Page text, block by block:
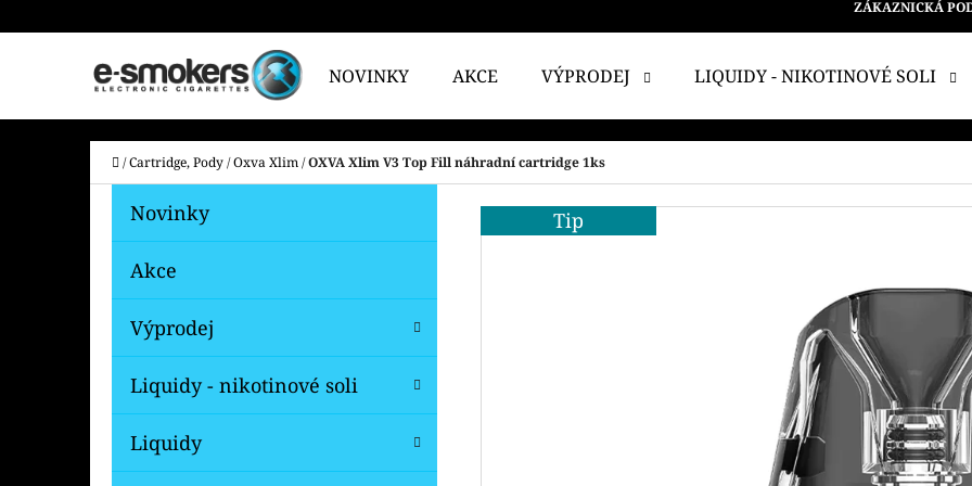
ZÁKAZNICKÁ
NOVINKY AKCE VÝPRODEJ LIQUIDY - NIKOTINOVÉ SOLI
Domů
/Cartridge, Pody/Oxva Xlim/OXVA Xlim V3 Top Fill náhradní cartridge 1ks
O
N
Přeskočit
kategorie
K
T
G
R
E
Novinky
Akce
Výprodej
Liquidy - nikotinové soli
Liquidy
Tip
Í
do
obchodu
do
obchodu
CO POTŘEBUJETE NAJÍT?